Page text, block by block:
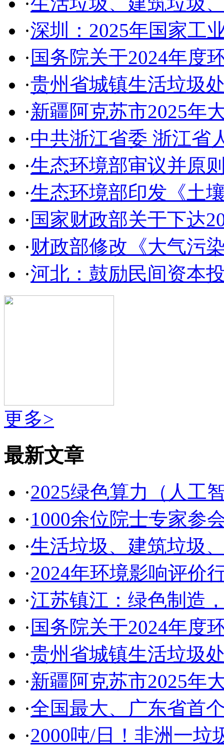
·深圳：2025年国家工
· 国务院关于2024年度
·贵州省城镇生活垃圾
·新疆阿克苏市2025年
·中共浙江省委 浙江省
·生态环境部审议并原
·生态环境部印发《土
· 国家财政部关于下达
·财政部修改《大气污
·河北：鼓励民间资本
更多>
最新文章
·2025绿色算力（人工
·1000余位院士专家参
·生活垃圾、建筑垃圾
·2024年环境影响评价
·江苏镇江：绿色制造
· 国务院关于2024年度
·贵州省城镇生活垃圾
·新疆阿克苏市2025年
·全国最大、广东省首
·2000吨/日！非洲一垃